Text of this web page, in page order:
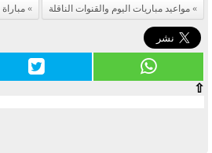
مواعيد مباريات اليوم والقنوات الناقلة
⇧